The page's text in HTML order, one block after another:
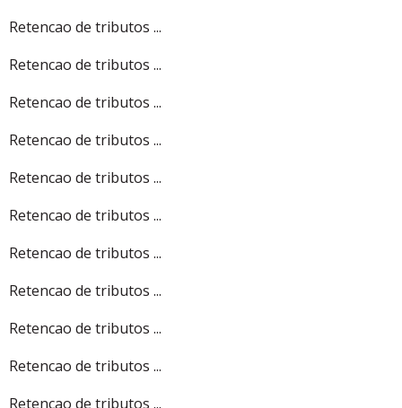
Retencao de tributos ...
Retencao de tributos ...
Retencao de tributos ...
Retencao de tributos ...
Retencao de tributos ...
Retencao de tributos ...
Retencao de tributos ...
Retencao de tributos ...
Retencao de tributos ...
Retencao de tributos ...
Retencao de tributos ...